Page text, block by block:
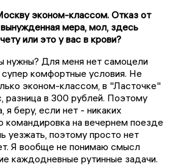
эконом-классом. Отказ от
мера, мол, здесь
или это у вас в крови?
нужны? Для меня нет самоцели
комфортные условия. Не
эконом-классом, в "Ласточке"
в 300 рублей. Поэтому
я беру, если нет - никаких
командировка на вечернем поезде
уезжать, поэтому просто нет
Я вообще не понимаю смысл
каждодневные рутинные задачи.